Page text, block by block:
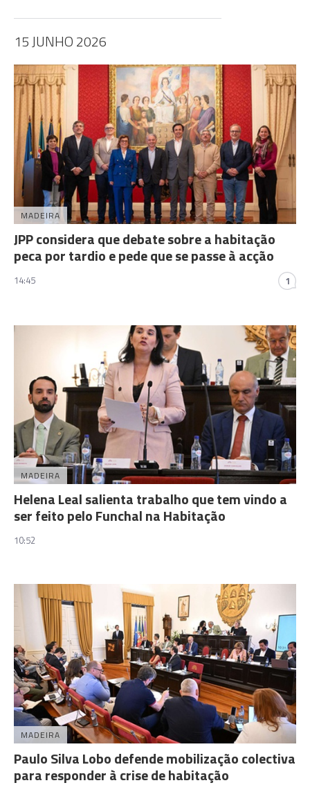
15 JUNHO 2026
MADEIRA
JPP considera que debate sobre a habitação
peca por tardio e pede que se passe à acção
14:45 1
MADEIRA
Helena Leal salienta trabalho que tem vindo a
ser feito pelo Funchal na Habitação
10:52
MADEIRA
Paulo Silva Lobo defende mobilização colectiva
para responder à crise de habitação